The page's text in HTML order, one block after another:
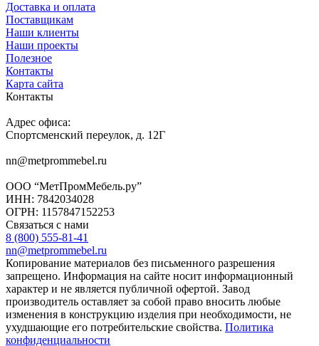
Доставка и оплата
Поставщикам
Наши клиенты
Наши проекты
Полезное
Контакты
Карта сайта
Контакты
Адрес офиса:
Спортсменский переулок, д. 12Г
nn@metprommebel.ru
ООО “МетПромМебель.ру”
ИНН: 7842034028
ОГРН: 1157847152253
Связаться с нами
8 (800) 555-81-41
nn@metprommebel.ru
Копирование материалов без письменного разрешения
запрещено. Информация на сайте носит информационный
характер и не является публичной офертой. Завод
производитель оставляет за собой право вносить любые
изменения в конструкцию изделия при необходимости, не
ухудшающие его потребительские свойства. Политика
конфиденциальности